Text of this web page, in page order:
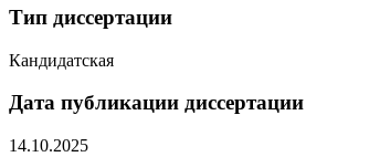
Тип диссертации
Кандидатская
Дата публикации диссертации
14.10.2025